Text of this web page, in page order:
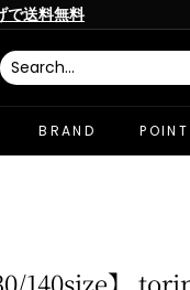
で送料無料
BRAND POINT
140size】